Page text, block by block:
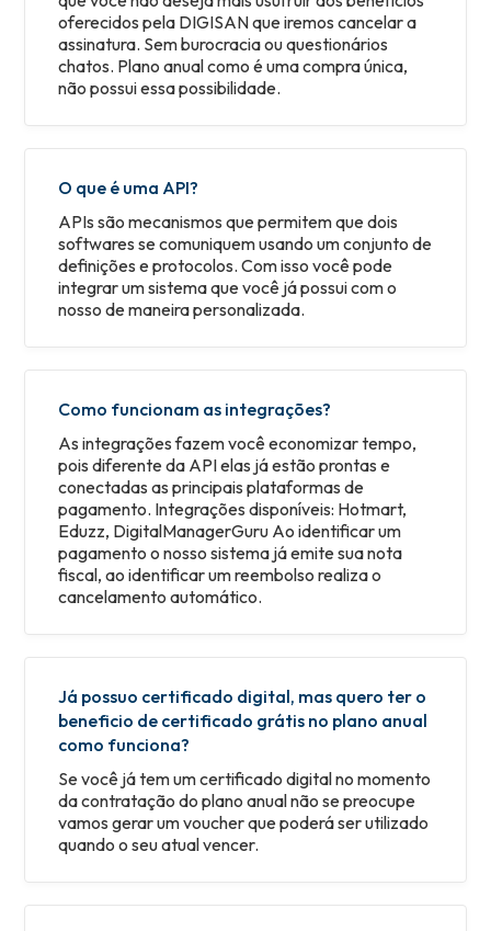
oferecidos pela DIGISAN que iremos cancelar a
assinatura. Sem burocracia ou questionários
chatos. Plano anual como é uma compra única,
não possui essa possibilidade.
O que é uma API?
APIs são mecanismos que permitem que dois
softwares se comuniquem usando um conjunto de
definições e protocolos. Com isso você pode
integrar um sistema que você já possui com o
nosso de maneira personalizada.
Como funcionam as integrações?
As integrações fazem você economizar tempo,
pois diferente da API elas já estão prontas e
conectadas as principais plataformas de
pagamento. Integrações disponíveis: Hotmart,
Eduzz, DigitalManagerGuru Ao identificar um
pagamento o nosso sistema já emite sua nota
fiscal, ao identificar um reembolso realiza o
cancelamento automático.
Já possuo certificado digital, mas quero ter o
beneficio de certificado grátis no plano anual
como funciona?
Se você já tem um certificado digital no momento
da contratação do plano anual não se preocupe
vamos gerar um voucher que poderá ser utilizado
quando o seu atual vencer.